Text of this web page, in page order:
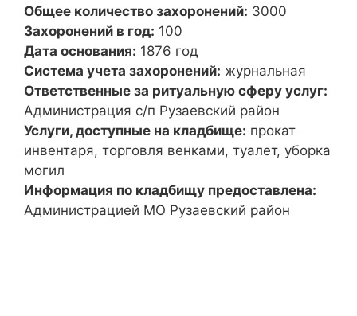
Общее количество захоронений: 3000
Захоронений в год: 100
Дата основания: 1876 год
Система учета захоронений: журнальная
Ответственные за ритуальную сферу услуг:
Администрация с/п Рузаевский район
Услуги, доступные на кладбище: прокат
инвентаря, торговля венками, туалет, уборка
могил
Информация по кладбищу предоставлена:
Администрацией МО Рузаевский район